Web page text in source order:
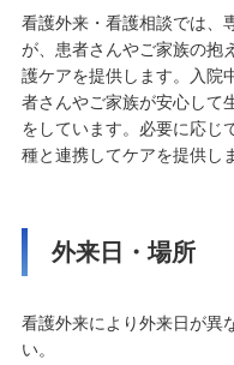
看護外来・看護相談では、
が、患者さんやご家族の抱
護ケアを提供します。入院
者さんやご家族が安心して
をしています。必要に応じ
種と連携してケアを提供し
外来日・場所
看護外来により外来日が異
い。